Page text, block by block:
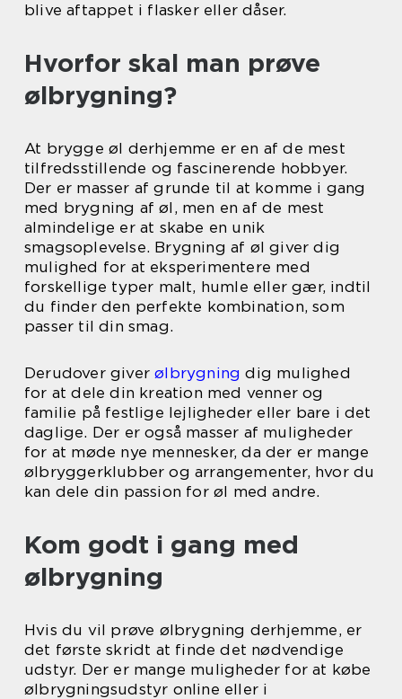
blive aftappet i flasker eller dåser.
Hvorfor skal man prøve
ølbrygning?
At brygge øl derhjemme er en af de mest
tilfredsstillende og fascinerende hobbyer.
Der er masser af grunde til at komme i gang
med brygning af øl, men en af de mest
almindelige er at skabe en unik
smagsoplevelse. Brygning af øl giver dig
mulighed for at eksperimentere med
forskellige typer malt, humle eller gær, indtil
du finder den perfekte kombination, som
passer til din smag.
Derudover giverølbrygning dig mulighed
for at dele din kreation med venner og
familie på festlige lejligheder eller bare i det
daglige. Der er også masser af muligheder
for at møde nye mennesker, da der er mange
ølbryggerklubber og arrangementer, hvor du
kan dele din passion for øl med andre.
Kom godt i gang med
ølbrygning
Hvis du vil prøve ølbrygning derhjemme, er
det første skridt at finde det nødvendige
udstyr. Der er mange muligheder for at købe
ølbrygningsudstyr online eller i